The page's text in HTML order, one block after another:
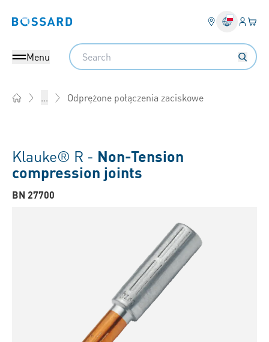
Bossard homepage Login
Menu
Search
... Odprężone połączenia zaciskowe
Klauke® R - Non-Tension
compression joints
BN 27700